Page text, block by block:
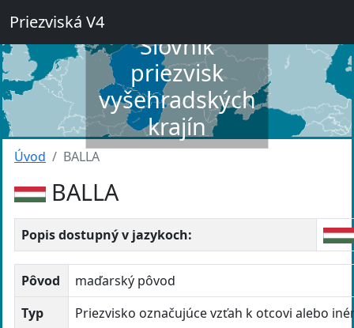
Priezviská V4
Slovník
priezvisk
vyšehradských
krajín
Úvod BALLA
BALLA
Popis dostupný v jazykoch:
Pôvod
maďarský pôvod
Typ
Priezvisko označujúce vzťah k otcovi alebo